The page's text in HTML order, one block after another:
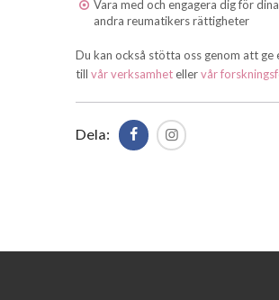
Vara med och engagera dig för
andra reumatikers rättigheter
Du kan också stötta oss genom att ge
till vår verksamhetellervår
Dela: